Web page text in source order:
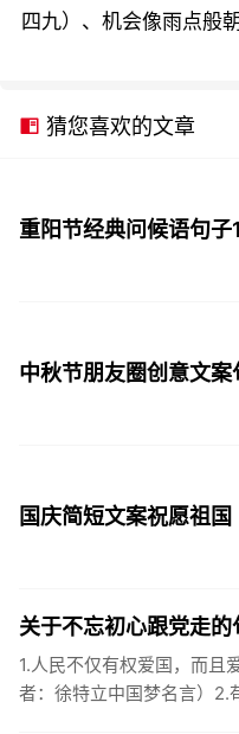
四九）、机会像雨点般
猜您喜欢的文章
重阳节经典问候语句
中秋节朋友圈创意文案
国庆简短文案祝愿祖国
关于不忘初心跟党走
1.人民不仅有权爱国，而且
者：徐特立中国梦名言）2.